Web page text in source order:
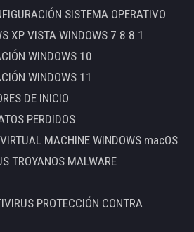
SISTEMA OPERATIVO
XP VISTA WINDOWS 7 8 8.1
WINDOWS 10
WINDOWS 11
DE INICIO
PERDIDOS
MACHINE WINDOWS macOS
TROYANOS MALWARE
PROTECCIÓN CONTRA